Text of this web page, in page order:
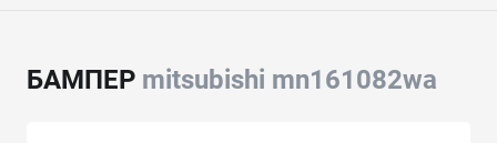
БАМПЕР mitsubishi mn161082wa